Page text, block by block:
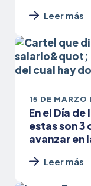
Leer más
15 DE MARZO
En el Día
estas son 3
avanzar en
Leer más